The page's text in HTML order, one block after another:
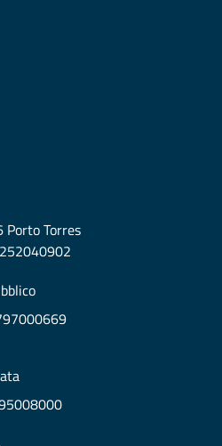
Porto Torres